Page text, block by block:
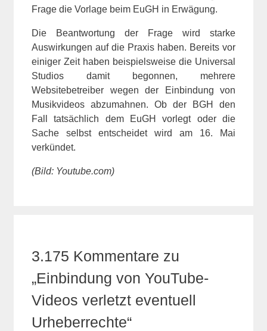
Frage die Vorlage beim EuGH in Erwägung.
Die Beantwortung der Frage wird starke
Auswirkungen auf die Praxis haben. Bereits vor
einiger Zeit haben beispielsweise die Universal
Studios damit begonnen, mehrere
Websitebetreiber wegen der Einbindung von
Musikvideos abzumahnen. Ob der BGH den
Fall tatsächlich dem EuGH vorlegt oder die
Sache selbst entscheidet wird am 16. Mai
verkündet.
(Bild: Youtube.com)
3.175 Kommentare zu
„Einbindung von YouTube-
Videos verletzt eventuell
Urheberrechte“